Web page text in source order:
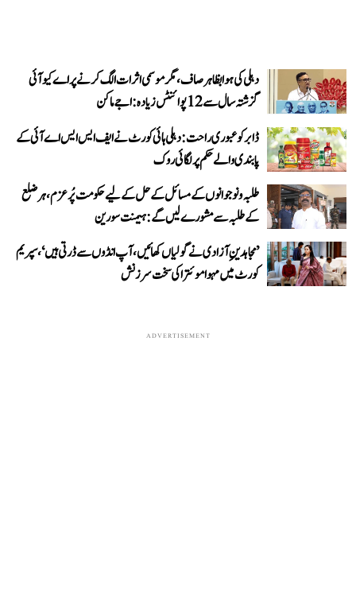
دہلی کی ہوا بظاہر صاف، مگر موسمی اثرات الگ کرنے پر اے کیو آئی
گزشتہ سال سے 12 پوائنٹس زیادہ: اجے ماکن
ڈابر کو عبوری راحت: دہلی ہائی کورٹ نے ایف ایس ایس اے آئی کے
پابندی والے حکم پر لگائی روک
طلبہ و نوجوانوں کے مسائل کے حل کے لیے حکومت پُرعزم، ہر ضلع
کے طلبہ سے مشورے لیں گے: ہیمنت سورین
’مجاہدینِ آزادی نے گولیاں کھائیں، آپ انڈوں سے ڈرتی ہیں‘، سپریم
کورٹ میں مہوا موئترا کی سخت سرزنش
ADVERTISEMENT